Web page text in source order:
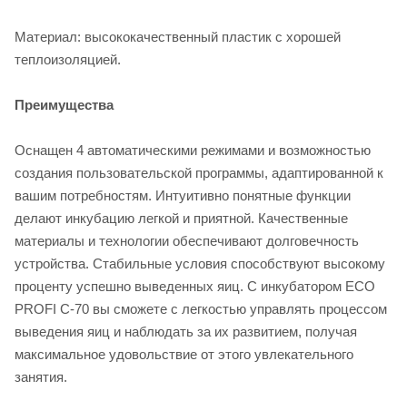
Материал: высококачественный пластик с хорошей
теплоизоляцией.
Преимущества
Оснащен 4 автоматическими режимами и возможностью
создания пользовательской программы, адаптированной к
вашим потребностям. Интуитивно понятные функции
делают инкубацию легкой и приятной. Качественные
материалы и технологии обеспечивают долговечность
устройства. Стабильные условия способствуют высокому
проценту успешно выведенных яиц. С инкубатором ECO
PROFI C-70 вы сможете с легкостью управлять процессом
выведения яиц и наблюдать за их развитием, получая
максимальное удовольствие от этого увлекательного
занятия.